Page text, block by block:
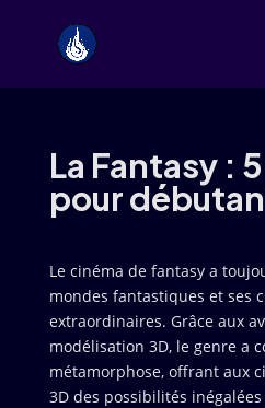
La Fantasy :
pour
Le cinéma de fantasy a
mondes fantastiques et ses
extraordinaires. Grâce aux
modélisation 3D, le genre a
métamorphose, offrant aux
3D des possibilités